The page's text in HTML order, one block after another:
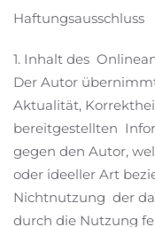
Haftungsausschluss
1. Inhalt des
Der Autor
Aktualität,
bereitgestellten
gegen den Autor,
oder ideeller Art
Nichtnutzung der
durch die Nutzung